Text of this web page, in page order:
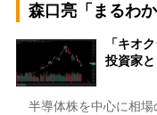
森口亮「まるわか
「キオ
投資家
半導体株を中心に相場